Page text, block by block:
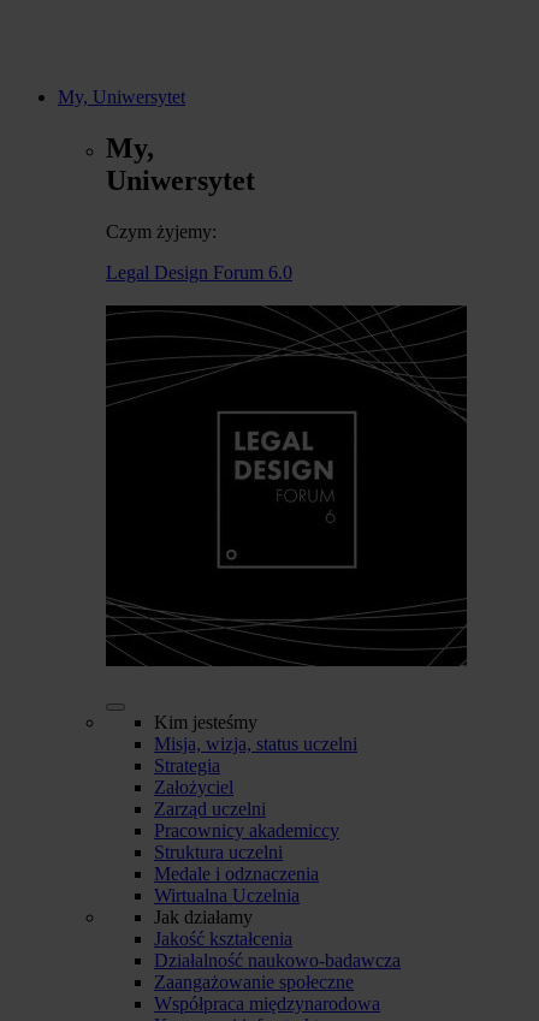
My, Uniwersytet
My,
Uniwersytet
Czym żyjemy:
Legal Design Forum 6.0
Kim jesteśmy
Misja, wizja, status uczelni
Strategia
Założyciel
Zarząd uczelni
Pracownicy akademiccy
Struktura uczelni
Medale i odznaczenia
Wirtualna Uczelnia
Jak działamy
Jakość kształcenia
Działalność naukowo-badawcza
Zaangażowanie społeczne
Współpraca międzynarodowa